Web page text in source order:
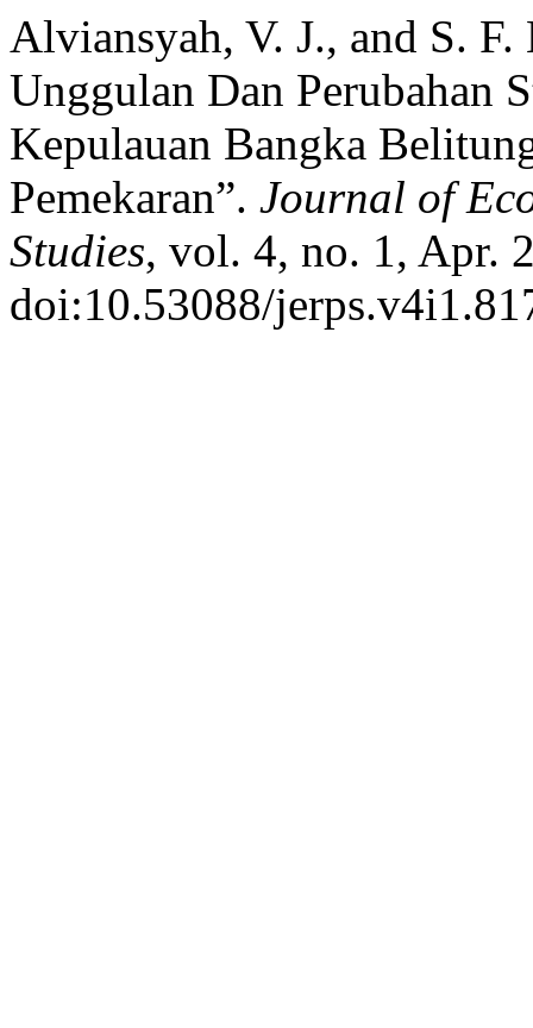
Alviansyah, V. J., and S.
Unggulan Dan Perubahan
Kepulauan Bangka
Pemekaran”. Journal of
Studies, vol. 4, no. 1, Apr.
doi:10.53088/